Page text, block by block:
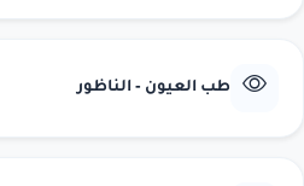
طب العيون - الناظور